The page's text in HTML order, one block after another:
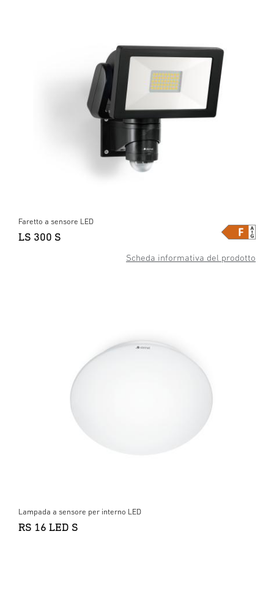
Scheda informativa del prodotto
Faretto a sensore LED
LS 300 S
Lampada a sensore per interno LED
RS 16 LED S